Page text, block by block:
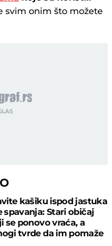
svim onim što možete
kašiku ispod jastuka
spavanja: Stari običaj
se ponovo vraća, a
tvrde da im pomaže